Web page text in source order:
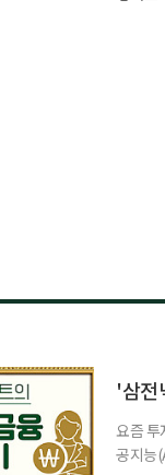
'삼전
요즘 투
공지능